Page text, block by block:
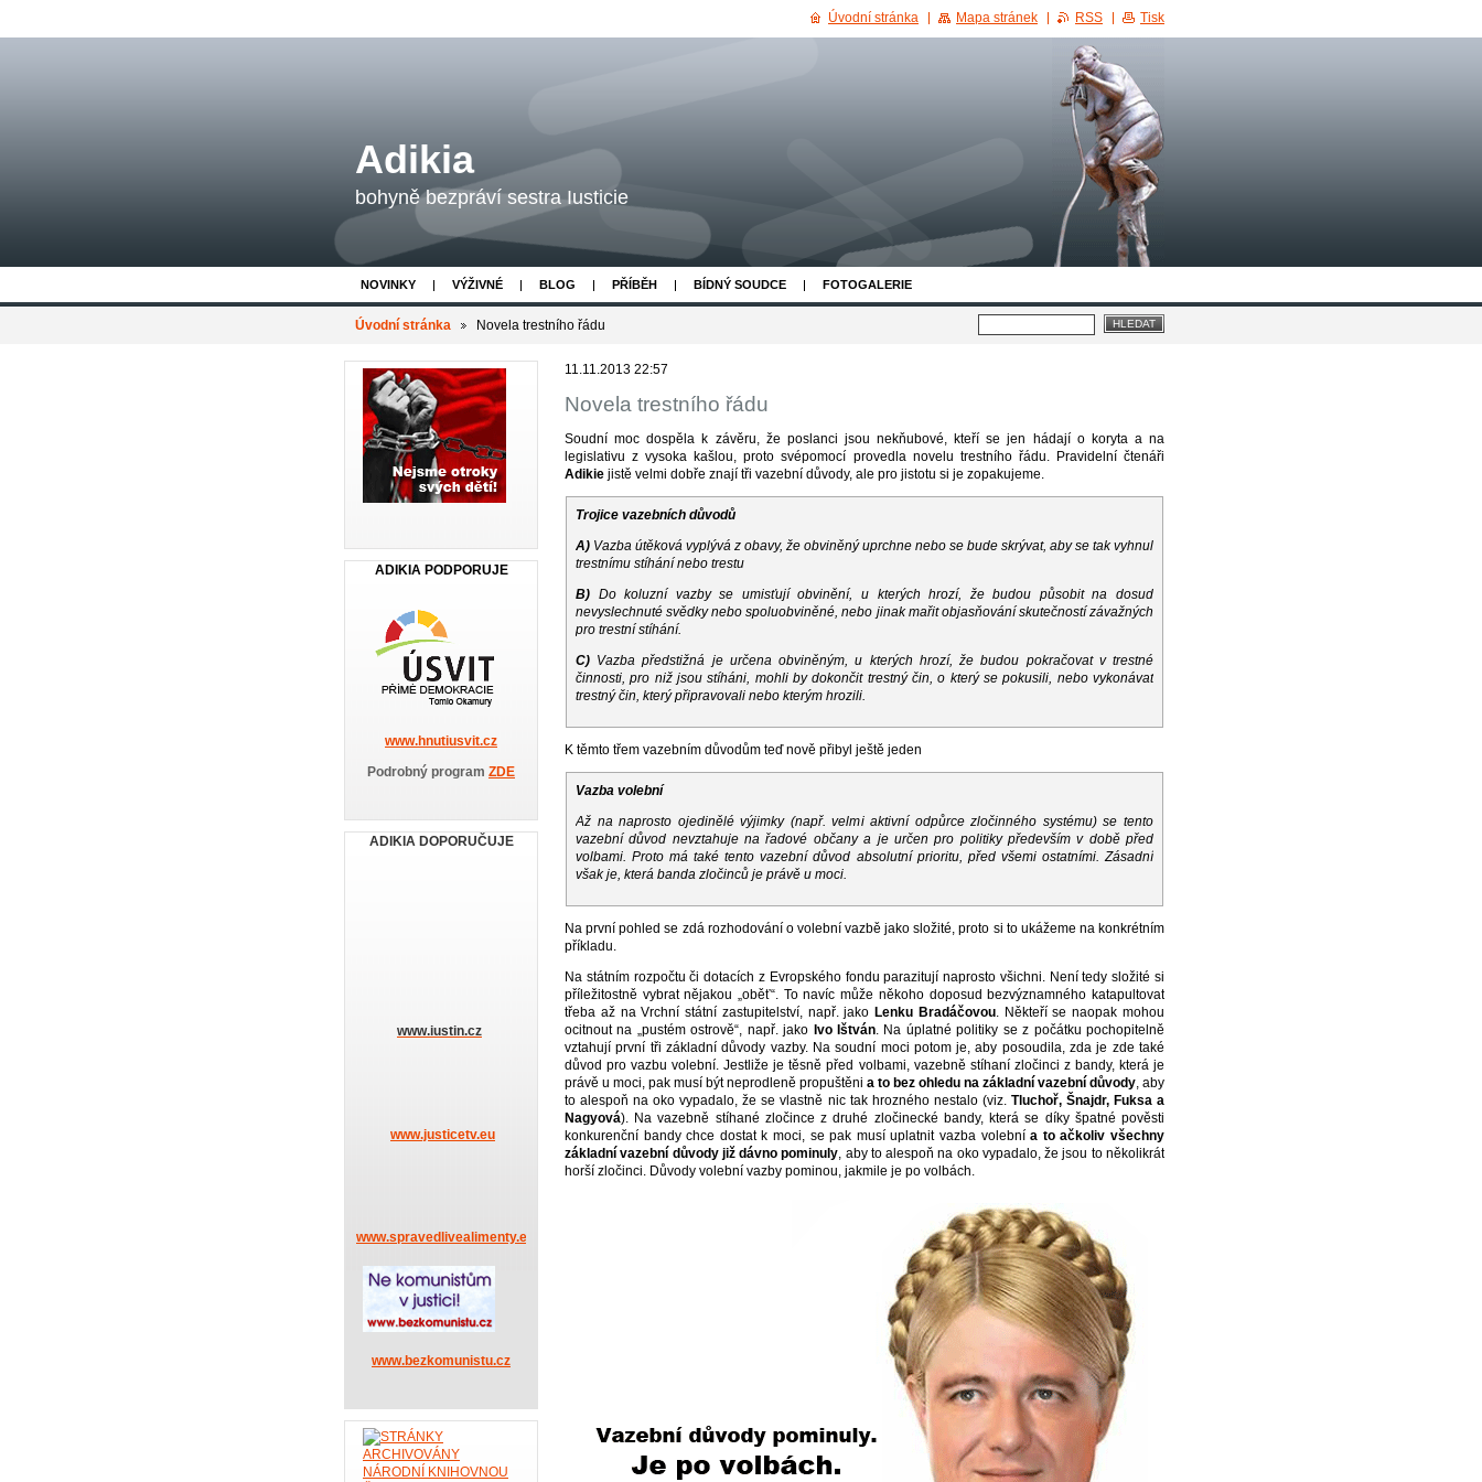
Adikia
bohyně bezpráví sestra Iusticie
NOVINKY VÝŽIVNÉ BLOG PŘÍBĚH BÍDNÝ SOUDCE FOTOGALERIE
Úvodní stránka Novela trestního řádu
11.11.2013 22:57
Novela trestního řádu
Soudní moc dospěla k závěru, že poslanci jsou nekňubové, kteří se jen hádají o koryta a na
legislativu z vysoka kašlou, proto svépomocí provedla novelu trestního řádu. Pravidelní čtenáři
Adikie jistě velmi dobře znají tři vazební důvody, ale pro jistotu si je zopakujeme.
Trojice vazebních důvodů
A) Vazba útěková vyplývá z obavy, že obviněný uprchne nebo se bude skrývat, aby se tak vyhnul
trestnímu stíhání nebo trestu
B) Do koluzní vazby se umisťují obvinění, u kterých hrozí, že budou působit na dosud
nevyslechnuté svědky nebo spoluobviněné, nebo jinak mařit objasňování skutečností závažných
pro trestní stíhání.
C) Vazba předstižná je určena obviněným, u kterých hrozí, že budou pokračovat v trestné
činnosti, pro niž jsou stíháni, mohli by dokončit trestný čin, o který se pokusili, nebo vykonávat
trestný čin, který připravovali nebo kterým hrozili.
K těmto třem vazebním důvodům teď nově přibyl ještě jeden
Vazba volební
Až na naprosto ojedinělé výjimky (např. velmi aktivní odpůrce zločinného systému) se tento
vazební důvod nevztahuje na řadové občany a je určen pro politiky především v době před
volbami. Proto má také tento vazební důvod absolutní prioritu, před všemi ostatními. Zásadní
však je, která banda zločinců je právě u moci.
Na první pohled se zdá rozhodování o volební vazbě jako složité, proto si to ukážeme na konkrétním
příkladu.
Na státním rozpočtu či dotacích z Evropského fondu parazitují naprosto všichni. Není tedy složité si
příležitostně vybrat nějakou „oběť“. To navíc může někoho doposud bezvýznamného katapultovat
třeba až na Vrchní státní zastupitelství, např. jako Lenku Bradáčovou. Někteří se naopak mohou
ocitnout na „pustém ostrově“, např. jako Ivo Ištván. Na úplatné politiky se z počátku pochopitelně
vztahují první tři základní důvody vazby. Na soudní moci potom je, aby posoudila, zda je zde také
důvod pro vazbu volební. Jestliže je těsně před volbami, vazebně stíhaní zločinci z bandy, která je
právě u moci, pak musí být neprodleně propuštěni a to bez ohledu na základní vazební důvody, aby
to alespoň na oko vypadalo, že se vlastně nic tak hrozného nestalo (viz. Tluchoř, Šnajdr, Fuksa a
Nagyová). Na vazebně stíhané zločince z druhé zločinecké bandy, která se díky špatné pověsti
konkurenční bandy chce dostat k moci, se pak musí uplatnit vazba volebnía to ačkoliv všechny
základní vazební důvody již dávno pominuly, aby to alespoň na oko vypadalo, že jsou to několikrát
horší zločinci. Důvody volební vazby pominou, jakmile je po volbách.
ADIKIA PODPORUJE
www.hnutiusvit.cz
Podrobný program ZDE
ADIKIA DOPORUČUJE
www.iustin.cz
www.justicetv.eu
www.spravedlivealimenty.eu
www.bezkomunistu.cz
Úvodní stránka Mapa stránek RSS Tisk